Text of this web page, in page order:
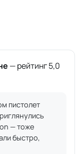
— рейтинг 5,0
пистолет
— тоже
быстро,